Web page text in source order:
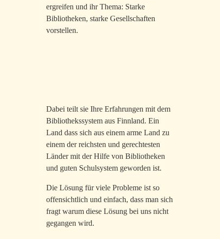
ergreifen und ihr Thema: Starke
Bibliotheken, starke Gesellschaften
vorstellen.
Dabei teilt sie Ihre Erfahrungen mit dem
Bibliothekssystem aus Finnland. Ein
Land dass sich aus einem arme Land zu
einem der reichsten und gerechtesten
Länder mit der Hilfe von Bibliotheken
und guten Schulsystem geworden ist.
Die Lösung für viele Probleme ist so
offensichtlich und einfach, dass man sich
fragt warum diese Lösung bei uns nicht
gegangen wird.